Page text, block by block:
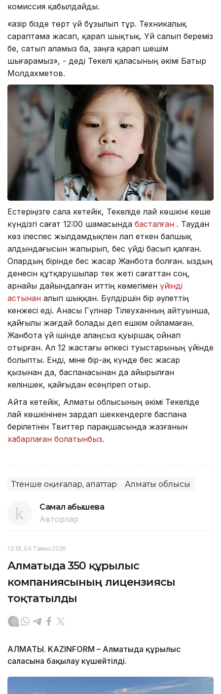
комиссия қабылдайды.
«Қазір бізде төрт үй бұзылып тұр. Техникалық
сараптама жасап, қарап шықтық. Үй салып береміз
бе, сатып аламыз ба, заңға қарап шешім
шығарамыз», - деді Текелі қаласының әкімі Батыр
Молдахметов.
Естеріңізге сала кетейік, Текеліде лай көшкіні кеше
күндізгі сағат 12:00 шамасында басталған . Таудан
көз ілеспес жылдамдықпен лап еткен балшық
алдындағысын жапырып, бес үйді басып қалған.
Олардың бірінде бес жасар Жанбота болған. Қыздың
денесін құтқарушылар тек жеті сағаттан соң,
арнайы дайындалған иттің көмегімен үйінді
астынан алып шыққан. Бүлдіршін бір әулеттің
кенжесі еді. Анасы Гүлнәр Тілеуханның айтуынша,
қайғылы жағдай болады деп ешкім ойламаған.
Жанбота үй ішінде алаңсыз қуыршақ ойнап
отырған. Ал 12 жастағы әпкесі туыстарының үйінде
болыпты. Енді, міне бір-ақ күнде бес жасар
қызынан да, баспанасынан да айырылған
келіншек, қайғыдан есеңгіреп отыр.
Айта кетейік, Алматы облысының әкімі Текеліде
лай көшкінінен зардап шеккендерге баспана
берілетінін Твиттер парақшасында жазғанын
хабарлаған болатынбыз.
Төтенше оқиғалар, апаттар Алматы облысы
Самал Қабышева
Авторлар
13:18, 04 Тамыз 2026
Алматыда 350 құрылыс
компаниясының лицензиясы
тоқтатылды
АЛМАТЫ. KAZINFORM – Алматыда құрылыс
саласына бақылау күшейтілді.